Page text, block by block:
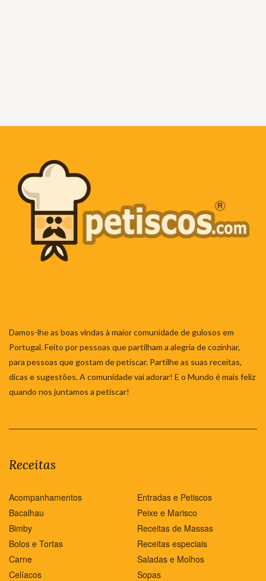
Damos-lhe as boas vindas à maior comunidade de gulosos em
Portugal. Feito por pessoas que partilham a alegria de cozinhar,
para pessoas que gostam de petiscar. Partilhe as suas receitas,
dicas e sugestões. A comunidade vai adorar! E o Mundo é mais feliz
quando nos juntamos a petiscar!
Receitas
Acompanhamentos
Bacalhau
Bimby
Bolos e Tortas
Carne
Celíacos
Entradas e Petiscos
Peixe e Marisco
Receitas de Massas
Receitas especiais
Saladas e Molhos
Sopas